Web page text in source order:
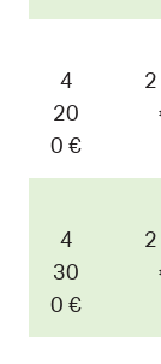
4
20
0 €
2
4
30
0 €
2